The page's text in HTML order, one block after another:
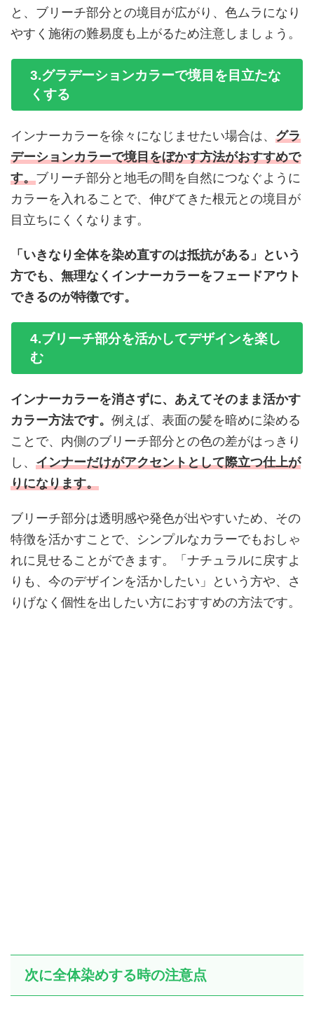
と、ブリーチ部分との境目が広がり、色ムラになり
やすく施術の難易度も上がるため注意しましょう。
3.グラデーションカラーで境目を目立たな
くする
インナーカラーを徐々になじませたい場合は、 グラ
デーションカラーで境目をぼかす方法がおすすめで
す。ブリーチ部分と地毛の間を自然につなぐように
カラーを入れることで、伸びてきた根元との境目が
目立ちにくくなります。
「いきなり全体を染め直すのは抵抗がある」という
方でも、無理なくインナーカラーをフェードアウト
できるのが特徴です。
4.ブリーチ部分を活かしてデザインを楽し
む
インナーカラーを消さずに、あえてそのまま活かす
カラー方法です。 例えば、表面の髪を暗めに染める
ことで、内側のブリーチ部分との色の差がはっきり
し、 インナーだけがアクセントとして際立つ仕上が
りになります。
ブリーチ部分は透明感や発色が出やすいため、その
特徴を活かすことで、シンプルなカラーでもおしゃ
れに見せることができます。「ナチュラルに戻すよ
りも、今のデザインを活かしたい」という方や、さ
りげなく個性を出したい方におすすめの方法です。
次に全体染めする時の注意点